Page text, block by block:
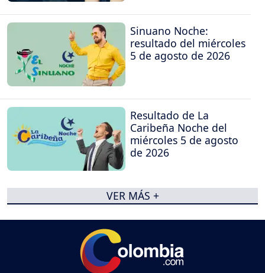
Sinuano Noche:
resultado del miércoles
5 de agosto de 2026
Resultado de La
Caribeña Noche del
miércoles 5 de agosto
de 2026
VER MÁS +